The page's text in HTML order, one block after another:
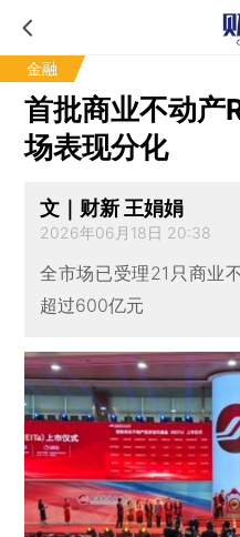
金融
首批商业不动产
场表现分化
文｜财新 王娟娟
2026年06月18日 20:38
全市场已受理21只商业
超过600亿元